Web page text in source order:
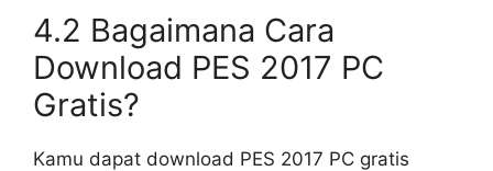
4.2 Bagaimana Cara
Download PES 2017 PC
Gratis?
Kamu dapat download PES 2017 PC gratis